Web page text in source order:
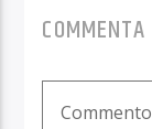
COMMENTA